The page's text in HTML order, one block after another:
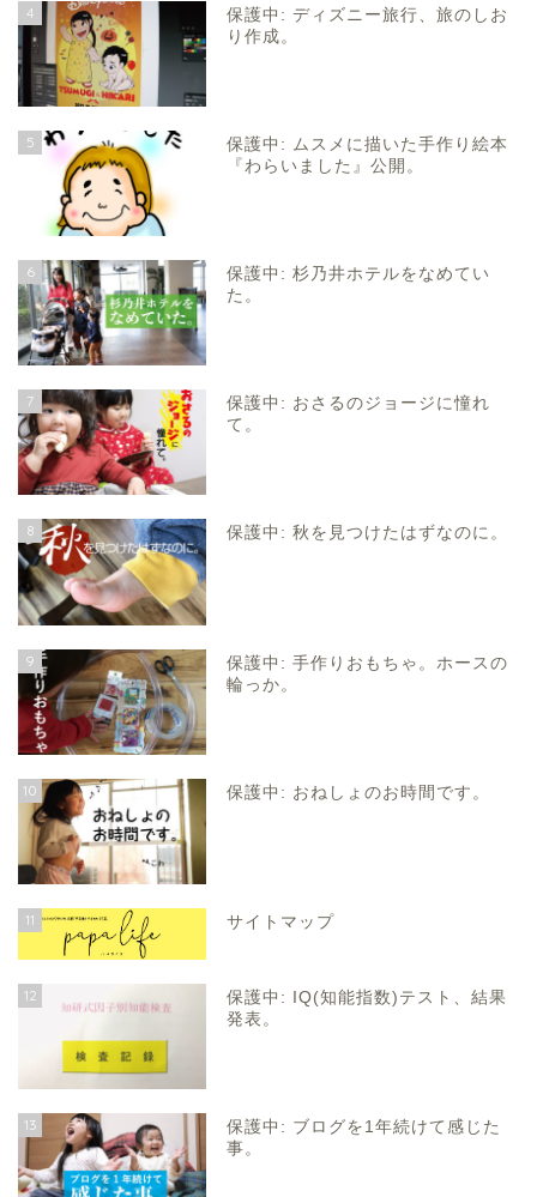
4
保護中: ディズニー旅行、旅のしお
り作成。
5
保護中: ムスメに描いた手作り絵本
『わらいました』公開。
6
保護中: 杉乃井ホテルをなめてい
た。
7
保護中: おさるのジョージに憧れ
て。
8 保護中: 秋を見つけたはずなのに。
9
保護中: 手作りおもちゃ。ホースの
輪っか。
10 保護中: おねしょのお時間です。
11 サイトマップ
12
保護中: IQ(知能指数)テスト、結果
発表。
13
保護中: ブログを1年続けて感じた
事。